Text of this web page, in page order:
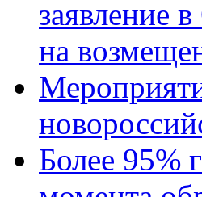
заявление
на
Более 95%